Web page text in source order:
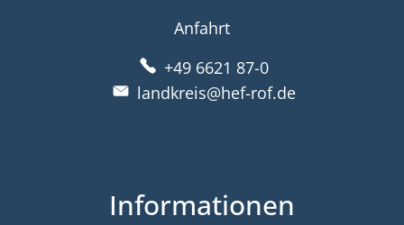
Anfahrt
+49 6621 87-0
landkreis@hef-rof.de
Informationen